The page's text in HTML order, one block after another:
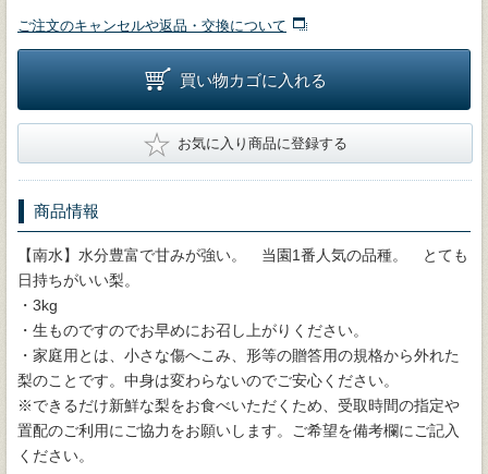
ご注文のキャンセルや返品・交換について
買い物カゴに入れる
★ お気に入り商品に登録する
商品情報
【南水】水分豊富で甘みが強い。 当園1番人気の品種。 とても
日持ちがいい梨。
・3kg
・生ものですのでお早めにお召し上がりください。
・家庭用とは、小さな傷へこみ、形等の贈答用の規格から外れた
梨のことです。中身は変わらないのでご安心ください。
※できるだけ新鮮な梨をお食べいただくため、受取時間の指定や
置配のご利用にご協力をお願いします。ご希望を備考欄にご記入
ください。